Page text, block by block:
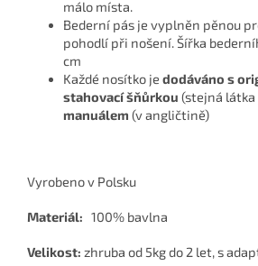
málo místa.
Bederní pás je vyplněn pěnou
pohodlí při nošení. Šířka
cm
Každé nosítko je dodáváno s
stahovací šňůrkou (stejná látka
manuálem (v angličtině)
Vyrobeno v Polsku
Materiál: 100% bavlna
Velikost: zhruba od 5kg do 2 let, s